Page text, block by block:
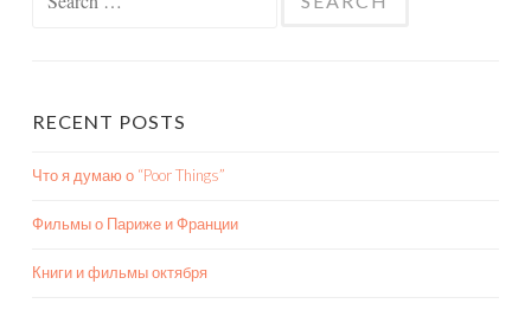
RECENT POSTS
Что я думаю о “Poor Things”
Фильмы о Париже и Франции
Книги и фильмы октября